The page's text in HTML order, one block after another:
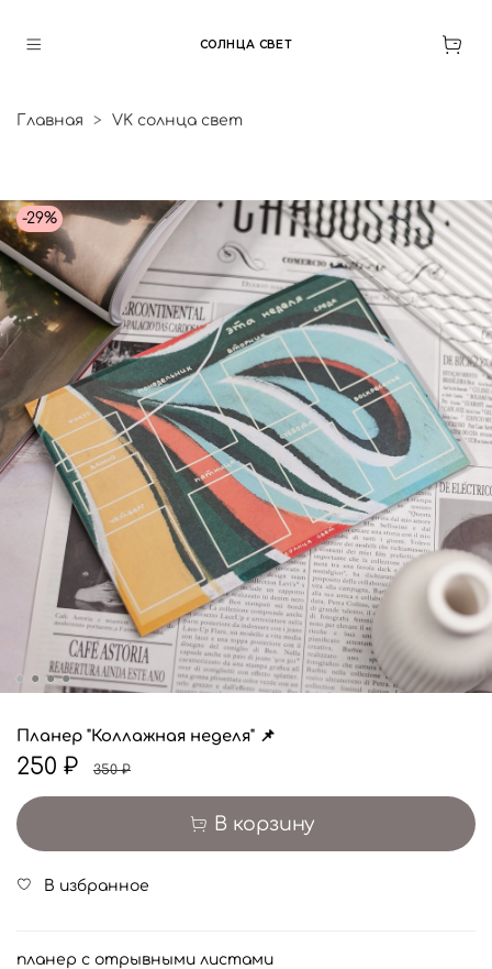
СОЛНЦА СВЕТ
Главная VK солнца свет
-29%
Планер "Коллажная неделя" 📌
250 ₽ 350 ₽
В корзину
В избранное
планер с отрывными листами